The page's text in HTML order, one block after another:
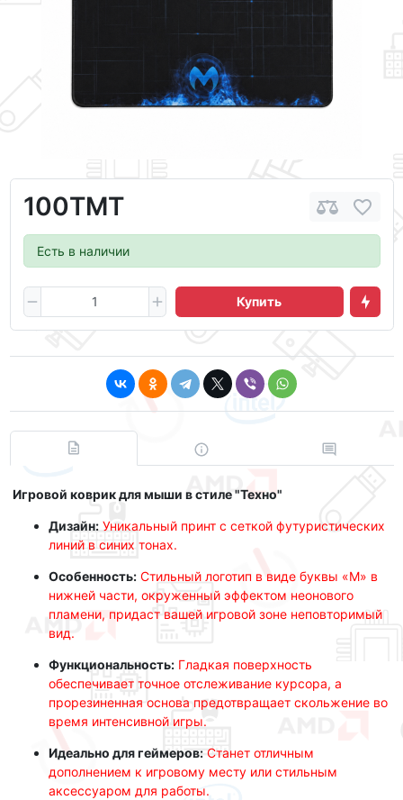
100ТМТ
Есть в наличии
Купить
Игровой коврик для мыши в стиле "Техно"
Дизайн: Уникальный принт с сеткой футуристических
линий в синих тонах.
Особенность: Стильный логотип в виде буквы «M» в
нижней части, окруженный эффектом неонового
пламени, придаст вашей игровой зоне неповторимый
вид.
Функциональность: Гладкая поверхность
обеспечивает точное отслеживание курсора, а
прорезиненная основа предотвращает скольжение во
время интенсивной игры.
Идеально для геймеров: Станет отличным
дополнением к игровому месту или стильным
аксессуаром для работы.